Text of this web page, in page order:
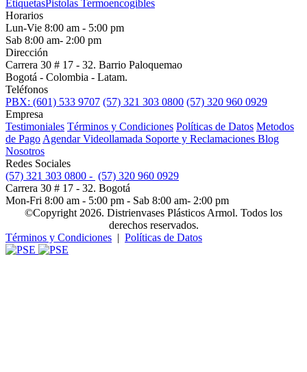
EtiquetasPistolas Termoencogibles
Horarios
Lun-Vie 8:00 am - 5:00 pm
Sab 8:00 am- 2:00 pm
Dirección
Carrera 30 # 17 - 32. Barrio Paloquemao
Bogotá - Colombia - Latam.
Teléfonos
PBX: (601) 533 9707 (57) 321 303 0800 (57) 320 960 0929
Empresa
Testimoniales Términos y Condiciones Políticas de Datos Metodos
de Pago Agendar Videollamada Soporte y Reclamaciones Blog
Nosotros
Redes Sociales
(57) 321 303 0800 - (57) 320 960 0929
Carrera 30 # 17 - 32. Bogotá
Mon-Fri 8:00 am - 5:00 pm - Sab 8:00 am- 2:00 pm
©Copyright 2026. Distrienvases Plásticos Armol. Todos los
derechos reservados.
Términos y Condiciones | Políticas de Datos